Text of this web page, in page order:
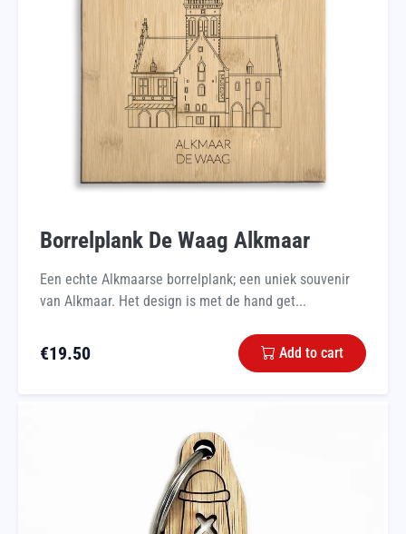
Borrelplank De Waag Alkmaar
Een echte Alkmaarse borrelplank; een uniek souvenir
van Alkmaar. Het design is met de hand get...
€19.50 Add to cart